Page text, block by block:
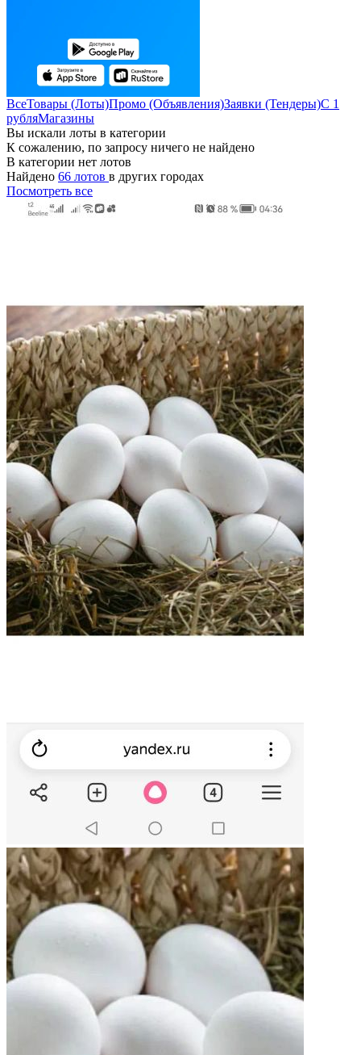
ВсеТовары (Лоты)Промо (Объявления)Заявки (Тендеры)С 1
рубляМагазины
Вы искали лоты в категории
К сожалению, по запросу ничего не найдено
В категории нет лотов
Найдено 66 лотов в других городах
Посмотреть все